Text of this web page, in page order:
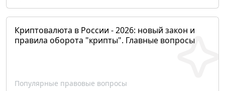
Криптовалюта в России - 2026: новый закон и
правила оборота "крипты". Главные вопросы
Популярные правовые вопросы